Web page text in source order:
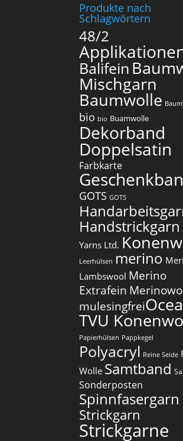
Produkte nach
Schlagwörtern
48/2
Balifein
Mischgarn
Baumwolle
bio bio Buamwolle
Dekorband
Doppelsatin
Farbkarte
GOTS GOTS
Handstrickgarn
Yarns Ltd.
Leerhülsen merino
Lambswool Merino
Extrafein
mulesingfrei​
TVU
Papierhülsen Pappkegel
Polyacryl Reine Seide
Wolle Samtband
Sonderposten
Spinnfasergarn
Strickgarn
Strickgarne